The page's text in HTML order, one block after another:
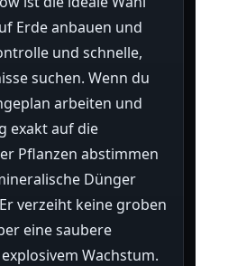
Erde anbauen und
und schnelle,
suchen. Wenn du
arbeiten und
exakt auf die
Pflanzen abstimmen
Dünger
verzeiht keine groben
eine saubere
Wachstum.